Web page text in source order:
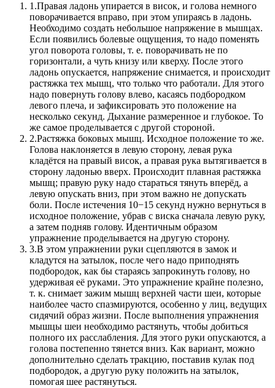
1.Правая ладонь упирается в висок, и голова немного
поворачивается вправо, при этом упираясь в ладонь.
Необходимо создать небольшое напряжение в мышцах.
Если появились болевые ощущения, то надо поменять
угол поворота головы, т. е. поворачивать не по
горизонтали, а чуть книзу или кверху. После этого
ладонь опускается, напряжение снимается, и происходит
растяжка тех мышц, что только что работали. Для этого
надо повернуть голову влево, касаясь подбородком
левого плеча, и зафиксировать это положение на
несколько секунд. Дыхание размеренное и глубокое. То
же самое проделывается с другой стороной.
2.Растяжка боковых мышц. Исходное положение то же.
Голова наклоняется в левую сторону, левая рука
кладётся на правый висок, а правая рука вытягивается в
сторону ладонью вверх. Происходит плавная растяжка
мышц; правую руку надо стараться тянуть вперёд, а
левую опускать вниз, при этом важно не допускать
боли. После истечения 10−15 секунд нужно вернуться в
исходное положение, убрав с виска сначала левую руку,
а затем подняв голову. Идентичным образом
упражнение проделывается на другую сторону.
3.В этом упражнении руки сцепляются в замок и
кладутся на затылок, после чего надо приподнять
подбородок, как бы стараясь запрокинуть голову, но
удерживая её руками. Это упражнение крайне полезно,
т. к. снимает зажим мышц верхней части шеи, которые
наиболее часто спазмируются, особенно у лиц, ведущих
сидячий образ жизни. После выполнения упражнения
мышцы шеи необходимо растянуть, чтобы добиться
полного их расслабления. Для этого руки опускаются, а
голова постепенно тянется вниз. Как вариант, можно
дополнительно сделать тракцию, поставив кулак под
подбородок, а другую руку положить на затылок,
помогая шее растянуться.